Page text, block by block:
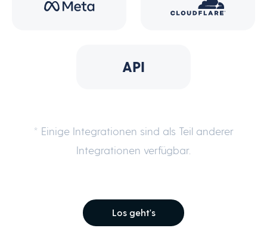
API
* Einige Integrationen sind als Teil anderer
Integrationen verfügbar.
Los geht's